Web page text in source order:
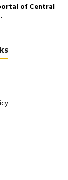
of Central